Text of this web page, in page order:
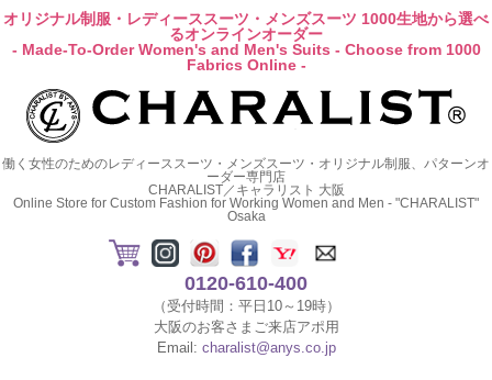
オリジナル制服・レディーススーツ・メンズスーツ 1000生地から選べ
るオンラインオーダー
- Made-To-Order Women's and Men's Suits - Choose from 1000
Fabrics Online -
働く女性のためのレディーススーツ・メンズスーツ・オリジナル制服、パターンオ
ーダー専門店
CHARALIST／キャラリスト 大阪
Online Store for Custom Fashion for Working Women and Men - "CHARALIST"
Osaka
0120-610-400
（受付時間：平日10～19時）
大阪のお客さまご来店アポ用
Email: charalist@anys.co.jp